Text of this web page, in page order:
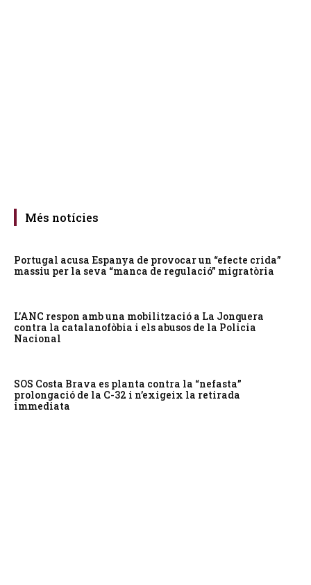
Més notícies
Portugal acusa Espanya de provocar un “efecte crida”
massiu per la seva “manca de regulació” migratòria
L’ANC respon amb una mobilització a La Jonquera
contra la catalanofòbia i els abusos de la Policia
Nacional
SOS Costa Brava es planta contra la “nefasta”
prolongació de la C-32 i n’exigeix la retirada
immediata